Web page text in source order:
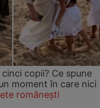
copii? Ce spune
moment în care nici
românești